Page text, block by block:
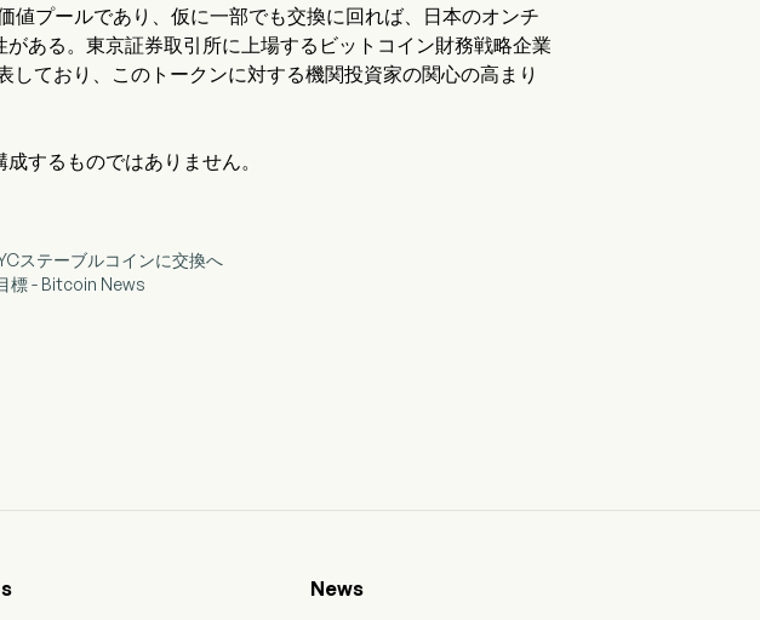
プールであり、仮に一部でも交換に回れば、日本のオンチ
ある。東京証券取引所に上場するビットコイン財務戦略企業
ており、このトークンに対する機関投資家の関心の高まり
するものではありません。
ステーブルコインに交換へ
標 - Bitcoin News
News